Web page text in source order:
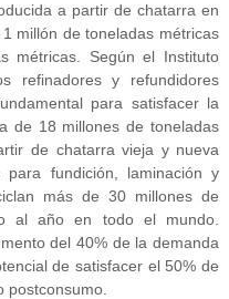
a partir de chatarra en
millón de toneladas métricas
métricas. Según el Instituto
refinadores y refundidores
para satisfacer la
de 18 millones de toneladas
de chatarra vieja y nueva
para fundición, laminación y
más de 30 millones de
al año en todo el mundo.
del 40% de la demanda
de satisfacer el 50% de
postconsumo.